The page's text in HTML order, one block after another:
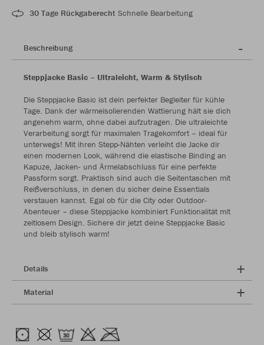
30 Tage Rückgaberecht Schnelle Bearbeitung
Beschreibung
Steppjacke Basic – Ultraleicht, Warm & Stylisch
Die Steppjacke Basic ist dein perfekter Begleiter für kühle
Tage. Dank der wärmeisolierenden Wattierung hält sie dich
angenehm warm, ohne dabei aufzutragen. Die ultraleichte
Verarbeitung sorgt für maximalen Tragekomfort – ideal für
unterwegs! Mit ihren Stepp-Nähten verleiht die Jacke dir
einen modernen Look, während die elastische Binding an
Kapuze, Jacken- und Ärmelabschluss für eine perfekte
Passform sorgt. Praktisch sind auch die Seitentaschen mit
Reißverschluss, in denen du sicher deine Essentials
verstauen kannst. Egal ob für die City oder Outdoor-
Abenteuer – diese Steppjacke kombiniert Funktionalität mit
zeitlosem Design. Sichere dir jetzt deine Steppjacke Basic
und bleib stylisch warm!
Details
Material